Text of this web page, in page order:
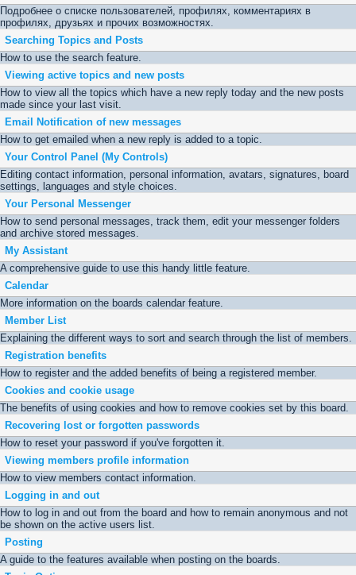
Подробнее о списке пользователей, профилях, комментариях в
профилях, друзьях и прочих возможностях.
Searching Topics and Posts
How to use the search feature.
Viewing active topics and new posts
How to view all the topics which have a new reply today and the new posts
made since your last visit.
Email Notification of new messages
How to get emailed when a new reply is added to a topic.
Your Control Panel (My Controls)
Editing contact information, personal information, avatars, signatures, board
settings, languages and style choices.
Your Personal Messenger
How to send personal messages, track them, edit your messenger folders
and archive stored messages.
My Assistant
A comprehensive guide to use this handy little feature.
Calendar
More information on the boards calendar feature.
Member List
Explaining the different ways to sort and search through the list of members.
Registration benefits
How to register and the added benefits of being a registered member.
Cookies and cookie usage
The benefits of using cookies and how to remove cookies set by this board.
Recovering lost or forgotten passwords
How to reset your password if you've forgotten it.
Viewing members profile information
How to view members contact information.
Logging in and out
How to log in and out from the board and how to remain anonymous and not
be shown on the active users list.
Posting
A guide to the features available when posting on the boards.